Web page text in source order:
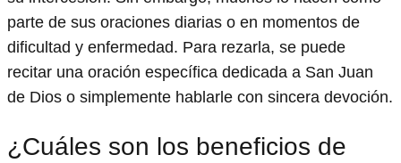
parte de sus oraciones diarias o en momentos de
dificultad y enfermedad. Para rezarla, se puede
recitar una oración específica dedicada a San Juan
de Dios o simplemente hablarle con sincera devoción.
¿Cuáles son los beneficios de